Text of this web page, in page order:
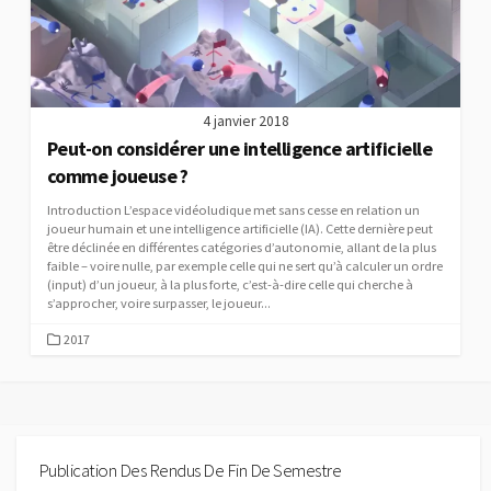
4 janvier 2018
Peut-on considérer une intelligence artificielle
comme joueuse ?
Introduction L’espace vidéoludique met sans cesse en relation un
joueur humain et une intelligence artificielle (IA). Cette dernière peut
être déclinée en différentes catégories d’autonomie, allant de la plus
faible – voire nulle, par exemple celle qui ne sert qu’à calculer un ordre
(input) d’un joueur, à la plus forte, c’est-à-dire celle qui cherche à
s’approcher, voire surpasser, le joueur...
CATEGORIES
2017
Publication Des Rendus De Fin De Semestre